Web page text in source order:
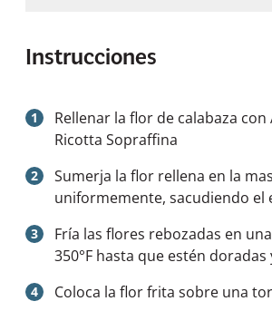
Instrucciones
Rellenar la flor de calabaza con
Ricotta Sopraffina
Sumerja la flor rellena en la
uniformemente, sacudiendo el
Fría las flores rebozadas en
350°F hasta que estén
Coloca la flor frita sobre una